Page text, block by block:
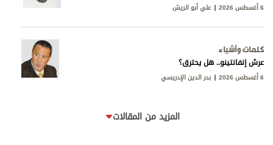
6 أغسطس 2026 علي أبو الريش
كلمات وأشياء
عرش إنفانتينو.. هل يحترق؟
6 أغسطس 2026 بدر الدين الإدريسي
المزيد من المقالات